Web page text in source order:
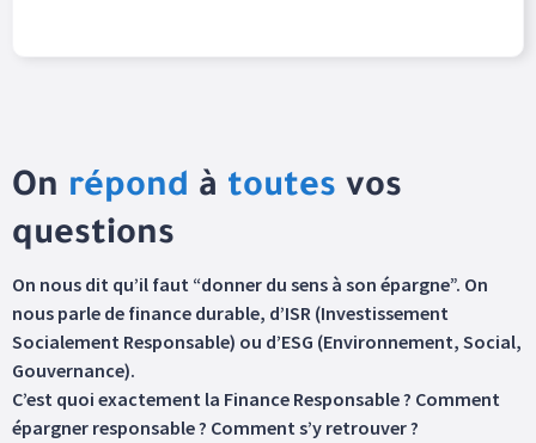
On répond à toutes vos
questions
On nous dit qu’il faut “donner du sens à son épargne”. On
nous parle de finance durable, d’ISR (Investissement
Socialement Responsable) ou d’ESG (Environnement, Social,
Gouvernance).
C’est quoi exactement la Finance Responsable ? Comment
épargner responsable ? Comment s’y retrouver ?